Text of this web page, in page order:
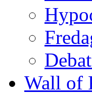
Wall of